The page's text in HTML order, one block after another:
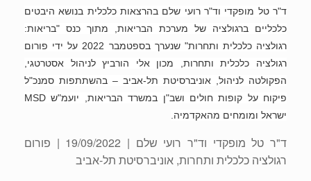
ד"ר טל מופקדי וד"ר רועי שלם בהרצאות כלכלית בנושא היבטים
כלכליים ברגולציה של מערכת הבריאות, מתוך כנס "בריאות:
רגולציה כלכלית ותחרות" שנערך בספטמבר 2022 על ידי פורום
רגולציה כלכלית ותחרות, מכון אלי הורביץ לניהול אסטרטגי,
הפקולטה לניהול, אוניברסיטת תל-אביב – בהשתתפות סמנכ"ל
פיקוח על קופות חולים ושב"ן במשרד הבריאות, יועמ"ש MSD
ישראל ומומחים מהאקדמיה.
ד"ר טל מופקדי וד"ר רועי שלם
| 19/09/2022 | פורום
רגולציה כלכלית ותחרות, אוניברסיטת תל-אביב